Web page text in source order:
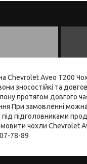
Chevrolet Aveo Т200
зносостійкі та
протягом довгого
При замовленні
підголовниками
чохли Chevrolet
78-89